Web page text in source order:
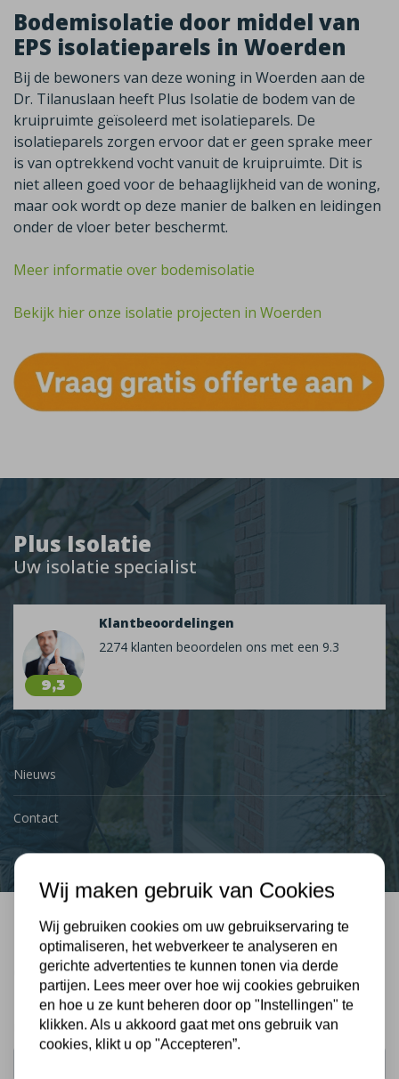
Plus Isolatie
Uw isolatie specialist
9,3
Klantbeoordelingen
2274 klanten beoordelen ons met een 9.3
Nieuws
Contact
Bel mij terug
Gratis, vrijblijvend advies
Uw naam:
Bodemisolatie door middel van
EPS isolatieparels in Woerden
Bij de bewoners van deze woning in Woerden aan de
Dr. Tilanuslaan heeft Plus Isolatie de bodem van de
kruipruimte geïsoleerd met isolatieparels. De
isolatieparels zorgen ervoor dat er geen sprake meer
is van optrekkend vocht vanuit de kruipruimte. Dit is
niet alleen goed voor de behaaglijkheid van de woning,
maar ook wordt op deze manier de balken en leidingen
onder de vloer beter beschermt.
Meer informatie over bodemisolatie
Bekijk hier onze isolatie projecten in Woerden
Wij maken gebruik van Cookies
Wij gebruiken cookies om uw gebruikservaring te
optimaliseren, het webverkeer te analyseren en
gerichte advertenties te kunnen tonen via derde
partijen. Lees meer over hoe wij cookies gebruiken
en hoe u ze kunt beheren door op "Instellingen" te
klikken. Als u akkoord gaat met ons gebruik van
cookies, klikt u op "Accepteren”.